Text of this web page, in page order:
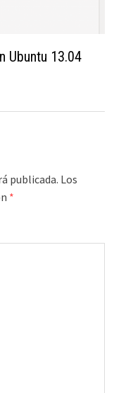
Ubuntu 13.04
publicada. Los
*